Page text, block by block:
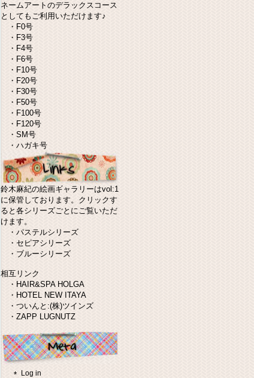
ネームアート のデラックスコース
としてもご利用いただけます♪
・ F0号
・ F3号
・ F4号
・ F6号
・ F10号
・ F20号
・ F30号
・ F50号
・ F100号
・ F120号
・ SM号
・ ハガキ号
鈴木麻紀の絵画ギャラリーはvol:1
に保管しております。クリックす
ると各シリーズごとにご覧いただ
けます。
・ パステルシリーズ
・ セピアシリーズ
・ ブルーシリーズ
相互リンク
・ HAIR&SPA HOLGA
・ HOTEL NEW ITAYA
・ ついんと:(株)ツインズ
・ ZAPP LUGNUTZ
Log in